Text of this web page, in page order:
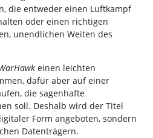
die entweder einen Luftkampf
oder einen richtigen
unendlichen Weiten des
einen leichten
dafür aber auf einer
die sagenhafte
soll. Deshalb wird der Titel
Form angeboten, sondern
Datenträgern.